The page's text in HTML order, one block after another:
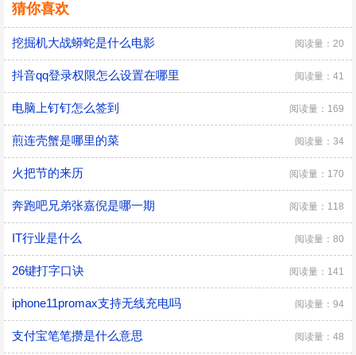
猜你喜欢
挖掘机大战蟒蛇是什么电影 阅读量：20
抖音qq登录权限怎么设置在哪里 阅读量：41
电脑上钉钉怎么签到 阅读量：169
煎连壳蟹是哪里的菜 阅读量：34
火把节的来历 阅读量：170
奔跑吧兄弟张嘉倪是哪一期 阅读量：118
IT行业是什么 阅读量：80
26键打字口诀 阅读量：141
iphone11promax支持无线充电吗 阅读量：94
支付宝笔笔攒是什么意思 阅读量：48